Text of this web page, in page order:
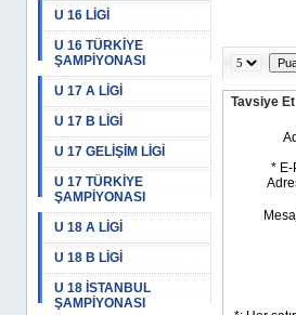
U 16 LİGİ
U 16 TÜRKİYE
ŞAMPİYONASI
U 17 A LİGİ
U 17 B LİGİ
U 17 GELİŞİM LİGİ
U 17 TÜRKİYE
ŞAMPİYONASI
U 18 A LİGİ
U 18 B LİGİ
U 18 İSTANBUL
ŞAMPİYONASI
Tavsiye Et